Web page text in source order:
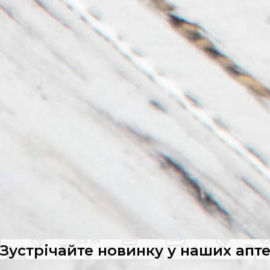
Зустрічайте новинку у наших